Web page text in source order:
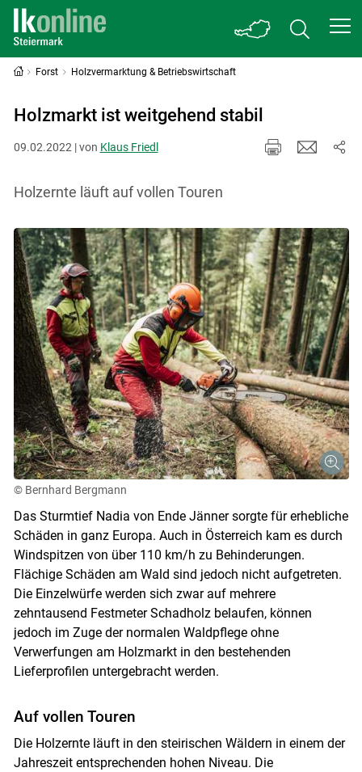
Skip to main content
Forst Holzvermarktung & Betriebswirtschaft
Holzmarkt ist weitgehend stabil
09.02.2022 | von Klaus Friedl
Holzernte läuft auf vollen Touren
© Bernhard Bergmann
Das Sturmtief Nadia von Ende Jänner sorgte für erhebliche
Schäden in ganz Europa. Auch in Österreich kam es durch
Windspitzen von über 110 km/h zu Behinderungen.
Flächige Schäden am Wald sind jedoch nicht aufgetreten.
Die Einzelwürfe werden sich zwar auf mehrere
zehntausend Festmeter Schadholz belaufen, können
jedoch im Zuge der normalen Waldpflege ohne
Verwerfungen am Holzmarkt in den bestehenden
Lieferprofilen untergebracht werden.
Auf vollen Touren
Die Holzernte läuft in den steirischen Wäldern in einem der
Jahreszeit entsprechenden hohen Niveau. Die